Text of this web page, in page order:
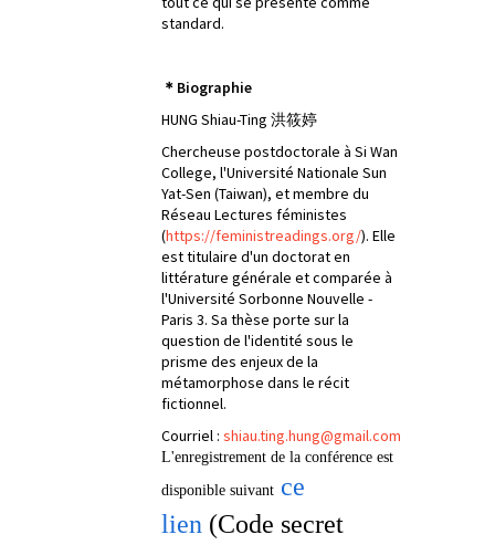
standard.
＊ Biographie
HUNG Shiau-Ting 洪筱婷
Chercheuse postdoctorale à Si Wan
College, l'Université Nationale Sun
Yat-Sen (Taiwan), et membre du
Réseau Lectures féministes
(https://feministreadings.org/). Elle
est titulaire d'un doctorat en
littérature générale et comparée à
l'Université Sorbonne Nouvelle -
Paris 3. Sa thèse porte sur la
question de l'identité sous le
prisme des enjeux de la
métamorphose dans le récit
fictionnel.
Courriel : shiau.ting.hung@gmail.com
L'enregistrement de la conférence est
disponible suivant ce
lien (Code secret